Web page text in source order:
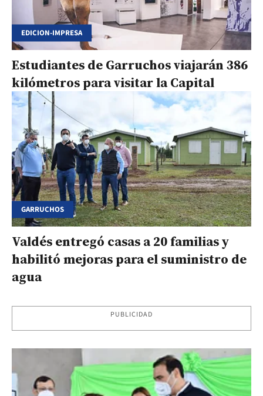
EDICION-IMPRESA
Estudiantes de Garruchos viajarán 386
kilómetros para visitar la Capital
GARRUCHOS
Valdés entregó casas a 20 familias y
habilitó mejoras para el suministro de
agua
PUBLICIDAD